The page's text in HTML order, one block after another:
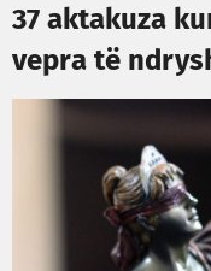
37 aktakuza
vepra të